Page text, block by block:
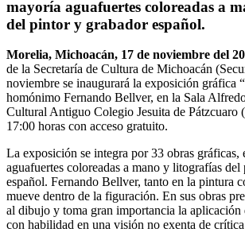
mayoría aguafuertes coloreadas a
del pintor y grabador español.
Morelia, Michoacán, 17 de noviembre del
de la Secretaría de Cultura de Michoacán
noviembre se inaugurará la exposición gráfica
homónimo Fernando Bellver, en la Sala
Cultural Antiguo Colegio Jesuita de Pátzcuaro
17:00 horas con acceso gratuito.
La exposición se integra por 33 obras gráficas,
aguafuertes coloreadas a mano y litografías
español. Fernando Bellver, tanto en la pintura
mueve dentro de la figuración. En sus obras
al dibujo y toma gran importancia la aplicación
con habilidad en una visión no exenta de